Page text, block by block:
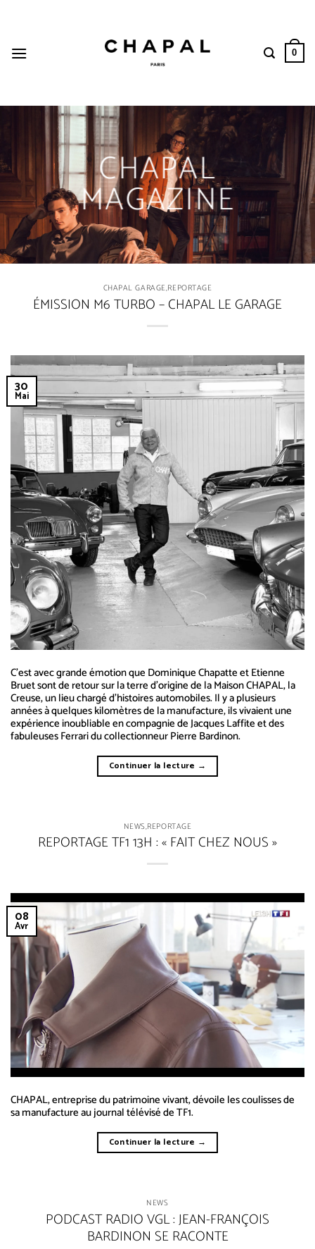
0
CHAPAL
MAGAZINE
CHAPAL GARAGE,REPORTAGE
ÉMISSION M6 TURBO – CHAPAL LE GARAGE
30
Mai
C’est avec grande émotion que Dominique Chapatte et Etienne
Bruet sont de retour sur la terre d’origine de la Maison CHAPAL, la
Creuse, un lieu chargé d’histoires automobiles. Il y a plusieurs
années à quelques kilomètres de la manufacture, ils vivaient une
expérience inoubliable en compagnie de Jacques Laffite et des
fabuleuses Ferrari du collectionneur Pierre Bardinon.
Continuer la lecture →
NEWS,REPORTAGE
REPORTAGE TF1 13H : « FAIT CHEZ NOUS »
08
Avr
CHAPAL, entreprise du patrimoine vivant, dévoile les coulisses de
sa manufacture au journal télévisé de TF1.
Continuer la lecture →
NEWS
PODCAST RADIO VGL : JEAN-FRANÇOIS
BARDINON SE RACONTE